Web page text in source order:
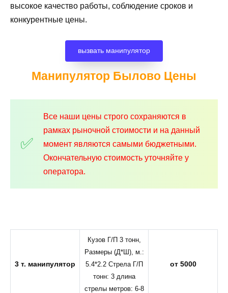
высокое качество работы, соблюдение сроков и
конкурентные цены.
вызвать манипулятор
Манипулятор Былово Цены
Все наши цены строго сохраняются в
рамках рыночной стоимости и на данный
момент являются самыми бюджетными.
Окончательную стоимость уточняйте у
оператора.
3 т. манипулятор
Кузов Г/П 3 тонн,
Размеры (Д*Ш), м.:
5.4*2.2 Стрела Г/П
тонн: 3 длина
стрелы метров: 6-8
от 5000